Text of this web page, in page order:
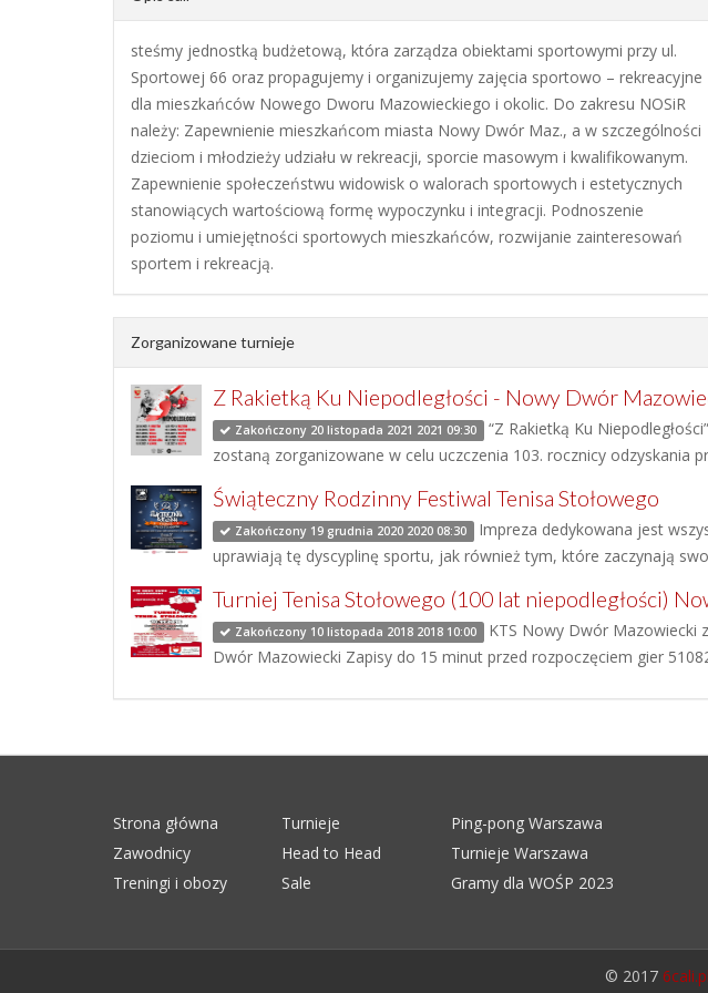
steśmy jednostką budżetową, która zarządza obiektami sportowymi przy ul.
Sportowej 66 oraz propagujemy i organizujemy zajęcia sportowo – rekreacyjne
dla mieszkańców Nowego Dworu Mazowieckiego i okolic. Do zakresu NOSiR
należy: Zapewnienie mieszkańcom miasta Nowy Dwór Maz., a w szczególności
dzieciom i młodzieży udziału w rekreacji, sporcie masowym i kwalifikowanym.
Zapewnienie społeczeństwu widowisk o walorach sportowych i estetycznych
stanowiących wartościową formę wypoczynku i integracji. Podnoszenie
poziomu i umiejętności sportowych mieszkańców, rozwijanie zainteresowań
sportem i rekreacją.
Zorganizowane turnieje
Z Rakietką Ku Niepodległości - Nowy Dwór
Zakończony 20 listopada 2021 2021 09:30 “Z Rakietką Ku
zostaną zorganizowane w celu uczczenia 103. rocznicy odzyskania
Świąteczny Rodzinny Festiwal Tenisa Stołowego
Zakończony 19 grudnia 2020 2020 08:30 Impreza dedykowana jest
uprawiają tę dyscyplinę sportu, jak również tym, które zaczynają
Turniej Tenisa Stołowego (100 lat niepodległości)
Zakończony 10 listopada 2018 2018 10:00 KTS Nowy Dwór Mazowiecki
Dwór Mazowiecki Zapisy do 15 minut przed rozpoczęciem gier
Strona główna Turnieje
Ping-pong Warszawa
Zawodnicy
Head to Head
Turnieje Warszawa
Treningi i obozy
Sale Gramy dla WOŚP 2023
© 2017 6cali.pl